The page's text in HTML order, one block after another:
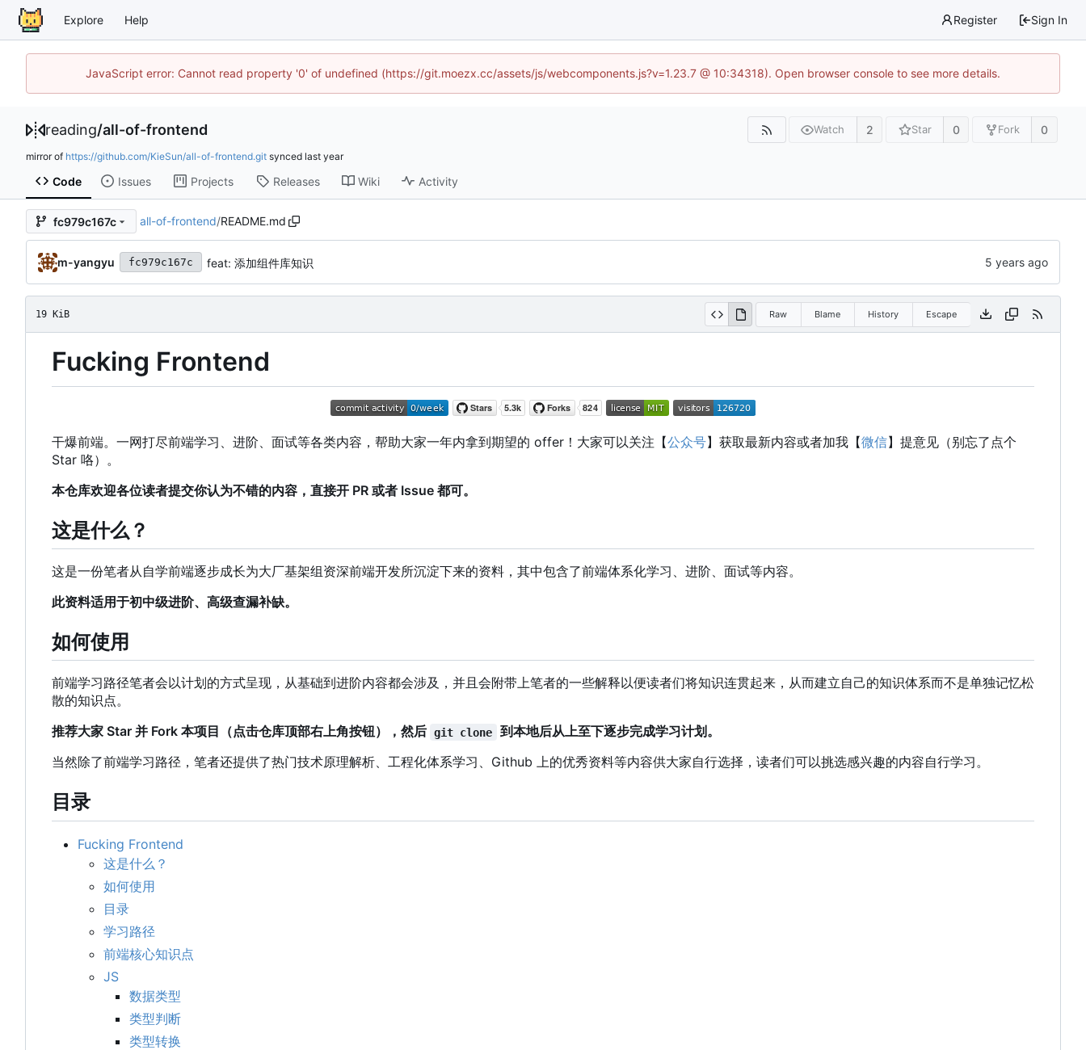
Explore Help Register Sign In
JavaScript error: Cannot read property '0' of undefined (https://git.moezx.cc/assets/js/webcomponents.js?v=1.23.7 @ 10:34318). Open browser console to see more details.
reading/all-of-frontend Watch 2 Star 0 Fork 0
mirror of https://github.com/KieSun/all-of-frontend.git synced
Code Issues Projects Releases Wiki Activity
fc979c167c all-of-frontend/README.md
m-yangyu fc979c167c feat: 添加组件库知识
19 KiB Raw Blame History Escape
Fucking Frontend
干爆前端。一网打尽前端学习、进阶、面试等各类内容，帮助大家一年内拿到期望的 offer ！ 大家可以关注【公众号】获取最新内容或者加我【微信】提意见（别忘了点个
Star 咯）。
本仓库欢迎各位读者提交你认为不错的内容，直接开 PR 或者 Issue 都可。
这是什么？
这是一份笔者从自学前端逐步成长为大厂基架组资深前端开发所沉淀下来的资料，其中包含了前端体系化学习、进阶、面试等内容。
此资料适用于初中级进阶、高级查漏补缺。
如何使用
前端学习路径笔者会以计划的方式呈现，从基础到进阶内容都会涉及，并且会附带上笔者的一些解释以便读者们将知识连贯起来，从而建立自己的知识体系而不是单独记忆松
散的知识点。
推荐大家 Star 并 Fork 本项目（点击仓库顶部右上角按钮），然后 git clone
到本地后从上至下逐步完成学习计划。
当然除了前端学习路径 ， 笔者还提供了热门技术原理解析、工程化体系学习、Github 上的优秀资料等内容供大家自行选择，读者们可以挑选感兴趣的内容自行学习。
目录
Fucking Frontend
这是什么？
如何使用
目录
学习路径
前端核心知识点
JS
数据类型
类型判断
类型转换